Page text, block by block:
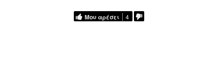
Μου αρέσει 4